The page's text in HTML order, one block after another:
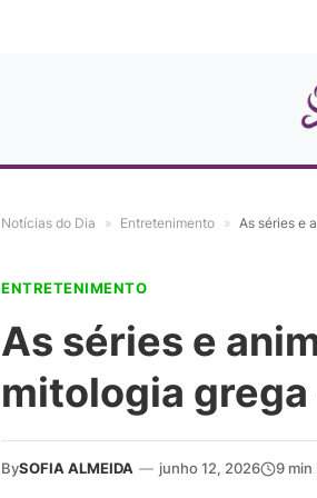
Notícias do Dia » Entretenimento » As séries e
ENTRETENIMENTO
As séries e
mitologia
BySOFIA ALMEIDA — junho 12, 2026 9 min